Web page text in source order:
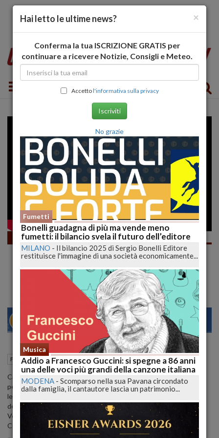
Toggle navigation
Fumetti
LETTURE PAZZESCHE e costose, vediamo
che ne pensate! #Merendaafumetti |
lucadeejay
MILANO 28 30
Fumetti L'Aquila (AQ) 07 Maggio 2022 12:04
Cari Lettori, tornano i merenda a fumetti con un po' di letture
perché durante questi giorni pasquali appena trascorsi ho potuto
leggere un po' e devo dire che ho letto un gran bene con poche
delusioni.
Vediamo che ne pensate nei commenti, vi leggo sicuro!
Ciao Belli!!!
×
Hai letto le ultime news?
Conferma la tua ISCRIZIONE GRATIS per
continuare a ricevere Notizie, Consigli e Meteo.
Accettol'informativa sulla privacy
Iscriviti
No grazie
Fumetti
Bonelli guadagna di più ma vende meno
fumetti: il bilancio svela il futuro dell’editore
MILANO - Il bilancio 2025 di Sergio Bonelli Editore
restituisce l'immagine di una società economicamente...
Musica
Addio a Francesco Guccini: si spegne a 86 anni
una delle voci più grandi della canzone italiana
MODENA - Scomparso nella sua Pavana circondato
dalla famiglia, il cantautore lascia un patrimonio...